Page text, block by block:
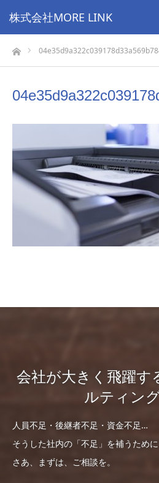
株式会社MORE LINK
ホーム
会社が大きく飛躍す
ルティング
人員不足・後継者不足・資金不足…
そうした社内の「不足」を補うために
さあ、まずは、ご相談を。